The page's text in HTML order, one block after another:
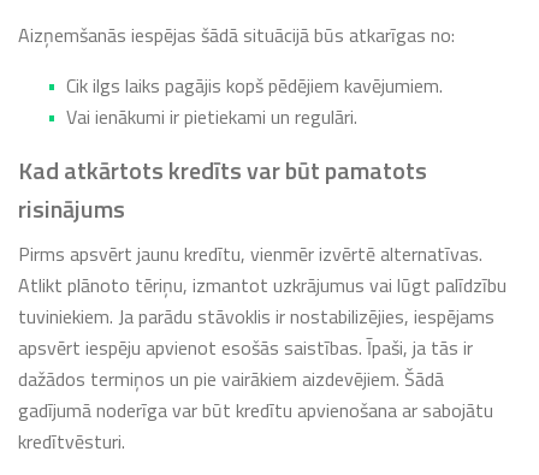
Aizņemšanās iespējas šādā situācijā būs atkarīgas no:
Cik ilgs laiks pagājis kopš pēdējiem kavējumiem.
Vai ienākumi ir pietiekami un regulāri.
Kad atkārtots kredīts var būt pamatots
risinājums
Pirms apsvērt jaunu kredītu, vienmēr izvērtē alternatīvas.
Atlikt plānoto tēriņu, izmantot uzkrājumus vai lūgt palīdzību
tuviniekiem. Ja parādu stāvoklis ir nostabilizējies, iespējams
apsvērt iespēju apvienot esošās saistības. Īpaši, ja tās ir
dažādos termiņos un pie vairākiem aizdevējiem. Šādā
gadījumā noderīga var būt kredītu apvienošana ar sabojātu
kredītvēsturi.